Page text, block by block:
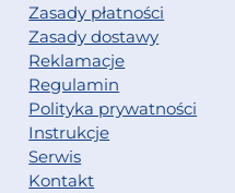
Zasady płatności
Zasady dostawy
Reklamacje
Regulamin
Polityka prywatności
Instrukcje
Serwis
Kontakt